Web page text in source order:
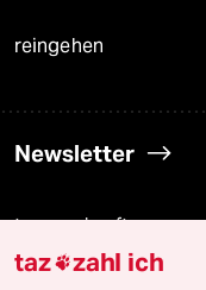
reingehen
Newsletter
team zukunft
taz zahl ich